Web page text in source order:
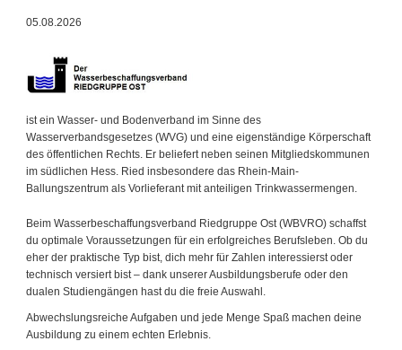
05.08.2026
ist ein Wasser- und Bodenverband im Sinne des
Wasserverbandsgesetzes (WVG) und eine eigenständige Körperschaft
des öffentlichen Rechts. Er beliefert neben seinen Mitgliedskommunen
im südlichen Hess. Ried insbesondere das Rhein-Main-
Ballungszentrum als Vorlieferant mit anteiligen Trinkwassermengen.
Beim Wasserbeschaffungsverband Riedgruppe Ost (WBVRO) schaffst
du optimale Voraussetzungen für ein erfolgreiches Berufsleben. Ob du
eher der praktische Typ bist, dich mehr für Zahlen interessierst oder
technisch versiert bist – dank unserer Ausbildungsberufe oder den
dualen Studiengängen hast du die freie Auswahl.
Abwechslungsreiche Aufgaben und jede Menge Spaß machen deine
Ausbildung zu einem echten Erlebnis.